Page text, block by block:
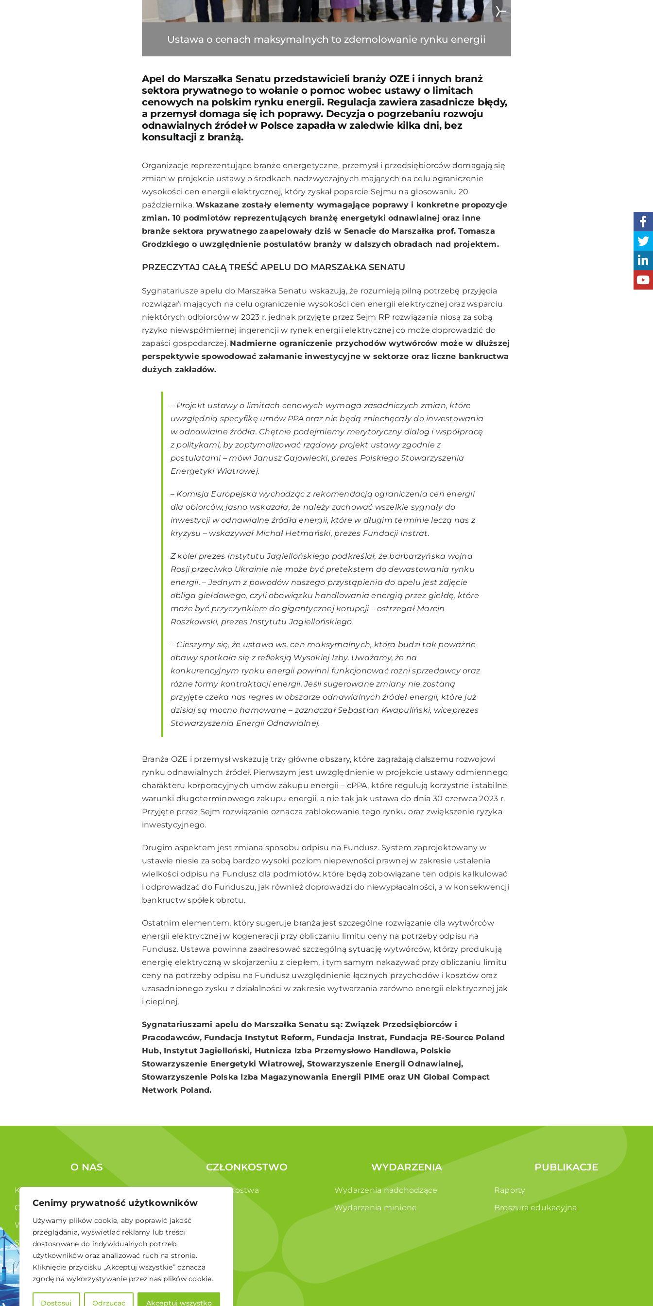
Cenimy prywatność użytkowników
Używamy plików cookie, aby poprawić jakość
przeglądania, wyświetlać reklamy lub treści
dostosowane do indywidualnych potrzeb
użytkowników oraz analizować ruch na stronie.
Kliknięcie przycisku „Akceptuj wszystkie” oznacza
zgodę na wykorzystywanie przez nas plików cookie.
Dostosuj Odrzucać Akceptuj wszystko
Ustawa o cenach maksymalnych to zdemolowanie rynku energii
Apel do Marszałka Senatu przedstawicieli branży OZE i innych branż
sektora prywatnego to wołanie o pomoc wobec ustawy o limitach
cenowych na polskim rynku energii. Regulacja zawiera zasadnicze błędy,
a przemysł domaga się ich poprawy. Decyzja o pogrzebaniu rozwoju
odnawialnych źródeł w Polsce zapadła w zaledwie kilka dni, bez
konsultacji z branżą.
Organizacje reprezentujące branże energetyczne, przemysł i przedsiębiorców domagają się
zmian w projekcie ustawy o środkach nadzwyczajnych mających na celu ograniczenie
wysokości cen energii elektrycznej, który zyskał poparcie Sejmu na glosowaniu 20
października.Wskazane zostały elementy wymagające poprawy i konkretne propozycje
zmian. 10 podmiotów reprezentujących branżę energetyki odnawialnej oraz inne
branże sektora prywatnego zaapelowały dziś w Senacie do Marszałka prof. Tomasza
Grodzkiego o uwzględnienie postulatów branży w dalszych obradach nad projektem.
PRZECZYTAJ CAŁĄ TREŚĆ APELU DO MARSZAŁKA SENATU
Sygnatariusze apelu do Marszałka Senatu wskazują, że rozumieją pilną potrzebę przyjęcia
rozwiązań mających na celu ograniczenie wysokości cen energii elektrycznej oraz wsparciu
niektórych odbiorców w 2023 r. jednak przyjęte przez Sejm RP rozwiązania niosą za sobą
ryzyko niewspółmiernej ingerencji w rynek energii elektrycznej co może doprowadzić do
zapaści gospodarczej. Nadmierne ograniczenie przychodów wytwórców może w dłuższej
perspektywie spowodować załamanie inwestycyjne w sektorze oraz liczne bankructwa
dużych zakładów.
– Projekt ustawy o limitach cenowych wymaga zasadniczych zmian, które
uwzględnią specyfikę umów PPA oraz nie będą zniechęcały do inwestowania
w odnawialne źródła. Chętnie podejmiemy merytoryczny dialog i współpracę
z politykami, by zoptymalizować rządowy projekt ustawy zgodnie z
postulatami – mówi Janusz Gajowiecki, prezes Polskiego Stowarzyszenia
Energetyki Wiatrowej.
– Komisja Europejska wychodząc z rekomendacją ograniczenia cen energii
dla obiorców, jasno wskazała, że należy zachować wszelkie sygnały do
inwestycji w odnawialne źródła energii, które w długim terminie leczą nas z
kryzysu – wskazywał Michał Hetmański, prezes Fundacji Instrat.
Z kolei prezes Instytutu Jagiellońskiego podkreślał, że barbarzyńska wojna
Rosji przeciwko Ukrainie nie może być pretekstem do dewastowania rynku
energii. – Jednym z powodów naszego przystąpienia do apelu jest zdjęcie
obliga giełdowego, czyli obowiązku handlowania energią przez giełdę, które
może być przyczynkiem do gigantycznej korupcji – ostrzegał Marcin
Roszkowski, prezes Instytutu Jagiellońskiego.
– Cieszymy się, że ustawa ws. cen maksymalnych, która budzi tak poważne
obawy spotkała się z refleksją Wysokiej Izby. Uważamy, że na
konkurencyjnym rynku energii powinni funkcjonować rożni sprzedawcy oraz
różne formy kontraktacji energii. Jeśli sugerowane zmiany nie zostaną
przyjęte czeka nas regres w obszarze odnawialnych źródeł energii, które już
dzisiaj są mocno hamowane – zaznaczał Sebastian Kwapuliński, wiceprezes
Stowarzyszenia Energii Odnawialnej.
Branża OZE i przemysł wskazują trzy główne obszary, które zagrażają dalszemu rozwojowi
rynku odnawialnych źródeł. Pierwszym jest uwzględnienie w projekcie ustawy odmiennego
charakteru korporacyjnych umów zakupu energii – cPPA, które regulują korzystne i stabilne
warunki długoterminowego zakupu energii, a nie tak jak ustawa do dnia 30 czerwca 2023 r.
Przyjęte przez Sejm rozwiązanie oznacza zablokowanie tego rynku oraz zwiększenie ryzyka
inwestycyjnego.
Drugim aspektem jest zmiana sposobu odpisu na Fundusz. System zaprojektowany w
ustawie niesie za sobą bardzo wysoki poziom niepewności prawnej w zakresie ustalenia
wielkości odpisu na Fundusz dla podmiotów, które będą zobowiązane ten odpis kalkulować
i odprowadzać do Funduszu, jak również doprowadzi do niewypłacalności, a w konsekwencji
bankructw spółek obrotu.
Ostatnim elementem, który sugeruje branża jest szczególne rozwiązanie dla wytwórców
energii elektrycznej w kogeneracji przy obliczaniu limitu ceny na potrzeby odpisu na
Fundusz. Ustawa powinna zaadresować szczególną sytuację wytwórców, którzy produkują
energię elektryczną w skojarzeniu z ciepłem, i tym samym nakazywać przy obliczaniu limitu
ceny na potrzeby odpisu na Fundusz uwzględnienie łącznych przychodów i kosztów oraz
uzasadnionego zysku z działalności w zakresie wytwarzania zarówno energii elektrycznej jak
i cieplnej.
Sygnatariuszami apelu do Marszałka Senatu są: Związek Przedsiębiorców i
Pracodawców, Fundacja Instytut Reform, Fundacja Instrat, Fundacja RE-Source Poland
Hub, Instytut Jagielloński, Hutnicza Izba Przemysłowo Handlowa, Polskie
Stowarzyszenie Energetyki Wiatrowej, Stowarzyszenie Energii Odnawialnej,
Stowarzyszenie Polska Izba Magazynowania Energii PIME oraz UN Global Compact
Network Poland.
O NAS
Kim jesteśmy ?
Co robimy ?
Władze
Statut
RODO
CZŁONKOSTWO
Korzyści członkostwa
Członkowie
WYDARZENIA
Wydarzenia nadchodzące
Wydarzenia minione
PUBLIKACJE
Raporty
Broszura edukacyjna